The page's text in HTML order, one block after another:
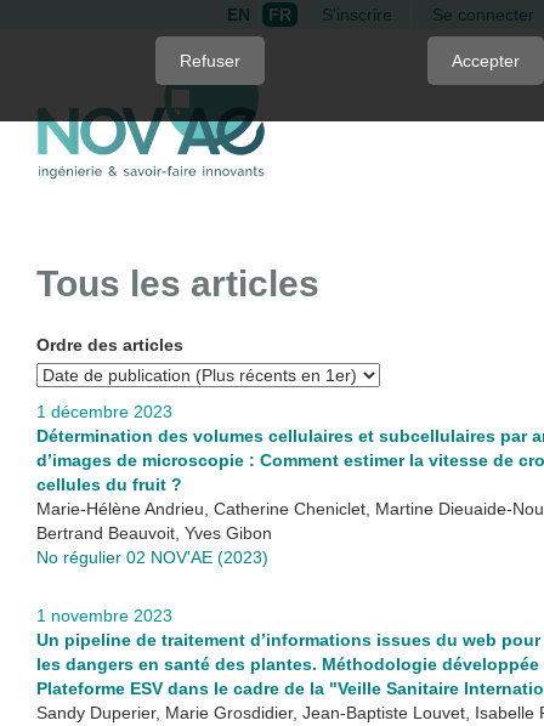
page
content
Content
EN FR S'inscrire Se connecter
Tous les articles
Ordre des articles
1 décembre 2023
Détermination des volumes cellulaires et subcellulaires par
d’images de microscopie : Comment estimer la vitesse de
cellules du fruit ?
Marie-Hélène Andrieu, Catherine Cheniclet, Martine Dieuaide-
Bertrand Beauvoit, Yves Gibon
No régulier 02 NOV'AE (2023)
1 novembre 2023
Un pipeline de traitement d’informations issues du web
les dangers en santé des plantes. Méthodologie développée
Plateforme ESV dans le cadre de la "Veille Sanitaire
Sandy Duperier, Marie Grosdidier, Jean-Baptiste Louvet, Isabelle
Refuser Accepter